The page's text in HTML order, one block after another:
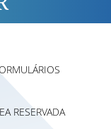
RESERVADA